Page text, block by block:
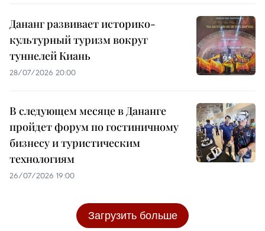
Дананг развивает историко-
культурный туризм вокруг
туннелей Киань
28/07/2026 20:00
В следующем месяце в Дананге
пройдет форум по гостиничному
бизнесу и туристическим
технологиям
26/07/2026 19:00
Загрузить больше